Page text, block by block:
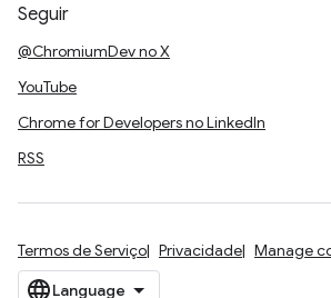
Seguir
@ChromiumDev no X
YouTube
Chrome for Developers no LinkedIn
RSS
Termos de Serviço Privacidade Manage